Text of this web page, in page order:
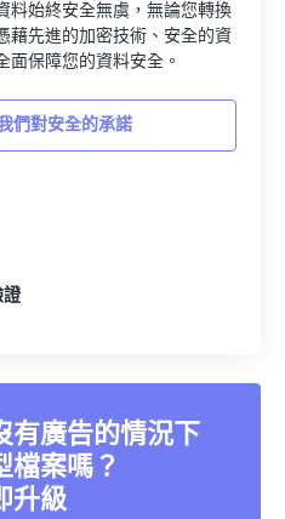
料始終安全無虞，無論您轉換
藉先進的加密技術、安全的資
面保障您的資料安全。
們對安全的承諾
證
有廣告的情況下
檔案嗎？
升級